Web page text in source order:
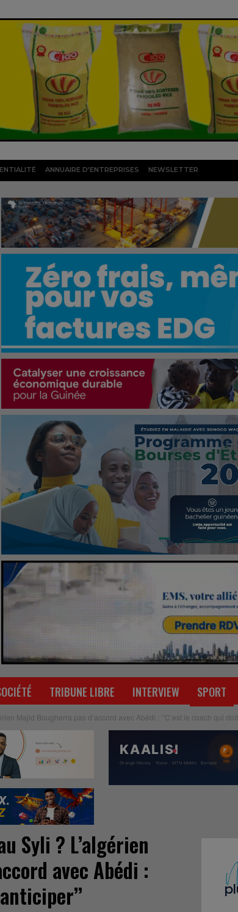
ANNUAIRE D’ENTREPRISES NEWSLETTER
TRIBUNE LIBRE INTERVIEW SPORT
Majid Bougherra pas d’accord avec Abédi : ‘’C’est le coach qui doit
Syli ? L’algérien
avec Abédi :